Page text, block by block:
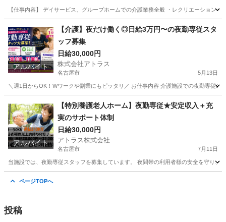
【仕事内容】 デイサービス、グループホームでの介護業務全般 ・レクリエーション
介護士 時給
アルバイト
【介護】夜だけ働く◎日給3万円〜の夜勤専従スタ
ッフ募集
日給30,000円
株式会社アトラス
名古屋市 5月13日
＼週1日からOK！Wワークや副業にもピッタリ／ お仕事内容 介護施設での夜勤専従
介護士 スタッフ
アルバイト
【特別養護老人ホーム】夜勤専従★安定収入＋充
実のサポート体制
日給30,000円
アトラス株式会社
名古屋市 7月11日
当施設では、夜勤専従スタッフを募集しています。 夜間帯の利用者様の安全を守り
ページTOPへ
投稿